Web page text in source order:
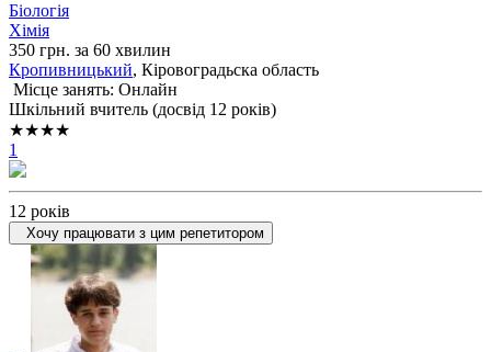
Біологія
Хімія
350 грн. за 60 хвилин
Кропивницький, Кіровоградьска область
Місце занять: Онлайн
Шкільний вчитель (досвід 12 років)
★★★★
1
12 років
Хочу працювати з цим репетитором